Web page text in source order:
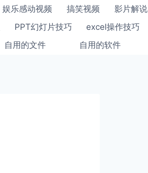
娱乐感动视频 搞笑视频 影片解说
PPT幻灯片技巧 excel操作技巧
自用的文件 自用的软件